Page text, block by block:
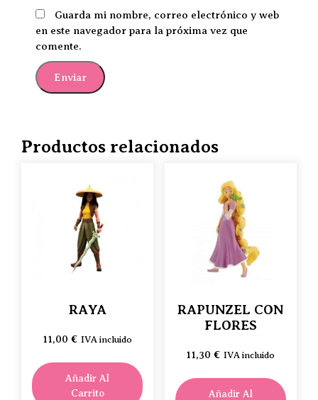
Guarda mi nombre, correo electrónico y web
en este navegador para la próxima vez que
comente.
Productos relacionados
RAYA
11,00€ IVA incluido
Añadir Al
Carrito
RAPUNZEL CON
FLORES
11,30€ IVA incluido
Añadir Al